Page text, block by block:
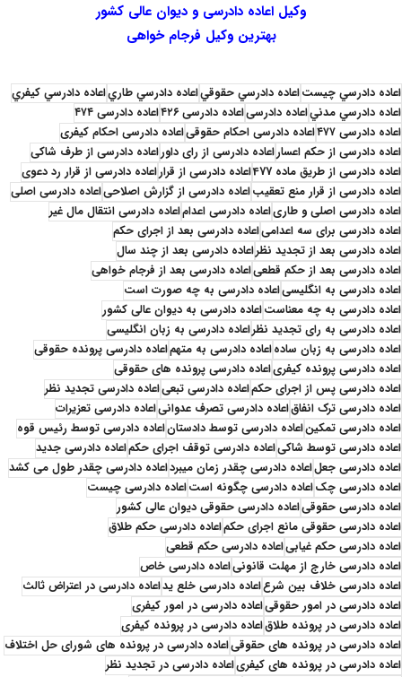
وکیل اعاده دادرسی و دیوان عالی کشور
بهترین وکیل فرجام خواهی
اعاده دادرسي چيستاعاده دادرسي حقوقياعاده دادرسي طارياعاده دادرسي کيفري
اعاده دادرسي مدنياعاده دادرسیاعاده دادرسی ۴۲۶
اعاده دادرسی ۴۷۴
اعاده دادرسی ۴۷۷
اعاده دادرسی احکام حقوقیاعاده دادرسی احکام کیفری
اعاده دادرسی از حکم اعساراعاده دادرسی از رای داوراعاده دادرسی از طرف شاکی
اعاده دادرسی از طریق ماده 477
اعاده دادرسی از قراراعاده دادرسی از قرار رد دعوی
اعاده دادرسی از قرار منع تعقیباعاده دادرسی از گزارش اصلاحیاعاده دادرسی اصلی
اعاده دادرسی اصلی و طاریاعاده دادرسی اعداماعاده دادرسی انتقال مال غیر
اعاده دادرسی برای سه اعدامیاعاده دادرسی بعد از اجرای حکم
اعاده دادرسی بعد از تجدید نظراعاده دادرسی بعد از چند سال
اعاده دادرسی بعد از حکم قطعیاعاده دادرسی بعد از فرجام خواهی
اعاده دادرسی به انگلیسیاعاده دادرسی به چه صورت است
اعاده دادرسی به چه معناستاعاده دادرسی به دیوان عالی کشور
اعاده دادرسی به رای تجدید نظراعاده دادرسی به زبان انگلیسی
اعاده دادرسی به زبان سادهاعاده دادرسی به متهماعاده دادرسی پرونده حقوقی
اعاده دادرسی پرونده کیفریاعاده دادرسی پرونده های حقوقی
اعاده دادرسی پس از اجرای حکماعاده دادرسی تبعیاعاده دادرسی تجدید نظر
اعاده دادرسی ترک انفاقاعاده دادرسی تصرف عدوانیاعاده دادرسی تعزیرات
اعاده دادرسی تمکیناعاده دادرسی توسط دادستاناعاده دادرسی توسط رئیس قوه
اعاده دادرسی توسط شاکیاعاده دادرسی توقف اجرای حکماعاده دادرسی جدید
اعاده دادرسی جعلاعاده دادرسی چقدر زمان میبرداعاده دادرسی چقدر طول می کشد
اعاده دادرسی چکاعاده دادرسی چگونه استاعاده دادرسی چیست
اعاده دادرسی حقوقیاعاده دادرسی حقوقی دیوان عالی کشور
اعاده دادرسی حقوقی مانع اجرای حکماعاده دادرسی حکم طلاق
اعاده دادرسی حکم غیابیاعاده دادرسی حکم قطعی
اعاده دادرسی خارج از مهلت قانونیاعاده دادرسی خاص
اعاده دادرسی خلاف بین شرعاعاده دادرسی خلع یداعاده دادرسی در اعتراض ثالث
اعاده دادرسی در امور حقوقیاعاده دادرسی در امور کیفری
اعاده دادرسی در پرونده طلاقاعاده دادرسی در پرونده کیفری
اعاده دادرسی در پرونده های حقوقیاعاده دادرسی در پرونده های شورای حل اختلاف
اعاده دادرسی در پرونده های کیفریاعاده دادرسی در تجدید نظر